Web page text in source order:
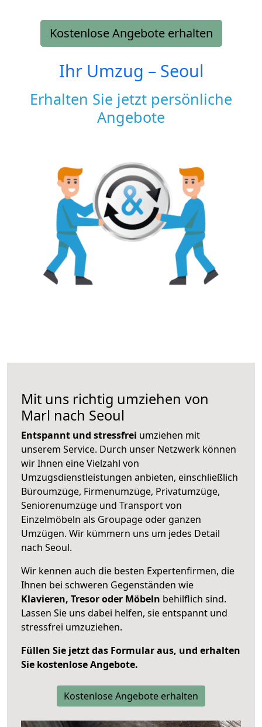
Kostenlose Angebote erhalten
Ihr Umzug – Seoul
Erhalten Sie jetzt persönliche
Angebote
Mit uns richtig umziehen von
Marl nach Seoul
Entspannt und stressfrei umziehen mit
unserem Service. Durch unser Netzwerk können
wir Ihnen eine Vielzahl von
Umzugsdienstleistungen anbieten, einschließlich
Büroumzüge, Firmenumzüge, Privatumzüge,
Seniorenumzüge und Transport von
Einzelmöbeln als Groupage oder ganzen
Umzügen. Wir kümmern uns um jedes Detail
nach Seoul.
Wir kennen auch die besten Expertenfirmen, die
Ihnen bei schweren Gegenständen wie
Klavieren, Tresor oder Möbeln behilflich sind.
Lassen Sie uns dabei helfen, sie entspannt und
stressfrei umzuziehen.
Füllen Sie jetzt das Formular aus, und erhalten
Sie kostenlose Angebote.
Kostenlose Angebote erhalten